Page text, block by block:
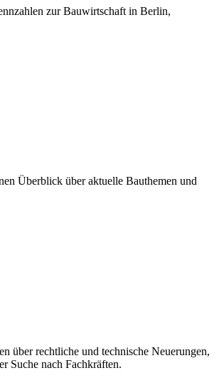
zur Bauwirtschaft in Berlin,
Überblick über aktuelle Bauthemen und
über rechtliche und technische Neuerungen,
Suche nach Fachkräften.